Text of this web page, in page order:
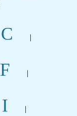
C |
F |
I |